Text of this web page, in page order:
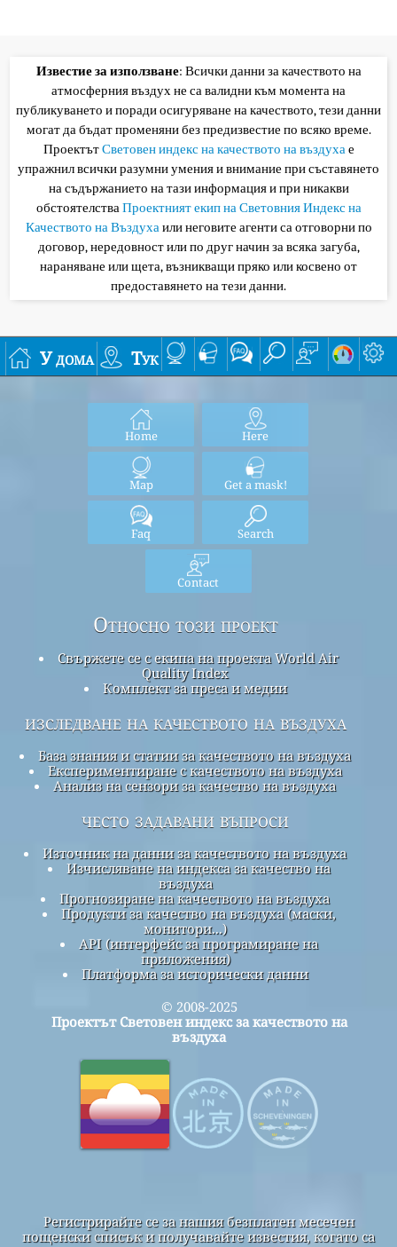
Известие за използване: Всички данни за качеството на
атмосферния въздух не са валидни към момента на
публикуването и поради осигуряване на качеството, тези данни
могат да бъдат променяни без предизвестие по всяко време.
ПроектътСветовен индекс на качеството на въздухае
упражнил всички разумни умения и внимание при съставянето
на съдържанието на тази информация и при никакви
обстоятелстваПроектният екип на Световния Индекс на
Качеството на Въздухаили неговите агенти са отговорни по
договор, нередовност или по друг начин за всяка загуба,
нараняване или щета, възникващи пряко или косвено от
предоставянето на тези данни.
У дома Тук
Home Here
Map Get a mask!
Faq Search
Contact
Относно този проект
Свържете се с екипа на проекта World Air
Quality Index
Комплект за преса и медии
изследване на качеството на въздуха
База знания и статии за качеството на въздуха
Експериментиране с качеството на въздуха
Анализ на сензори за качество на въздуха
често задавани въпроси
Източник на данни за качеството на въздуха
Изчисляване на индекса за качество на
въздуха
Прогнозиране на качеството на въздуха
Продукти за качество на въздуха (маски,
монитори...)
API (интерфейс за програмиране на
приложения)
Платформа за исторически данни
© 2008-2025
Проектът Световен индекс за качеството на
въздуха
Регистрирайте се за нашия безплатен месечен
пощенски списък и получавайте известия, когато са